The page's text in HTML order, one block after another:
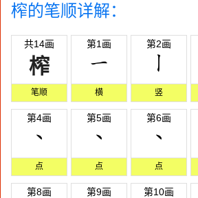
榨的笔顺详解：
共14画
榨
笔顺
第1画
横
第2画
竖
第4画
点
第5画
点
第6画
点
第8画 第9画 第10画